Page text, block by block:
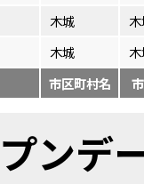
木城
木城
市区町村名
ン